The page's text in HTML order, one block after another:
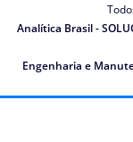
Analítica Brasil -
Engenharia e